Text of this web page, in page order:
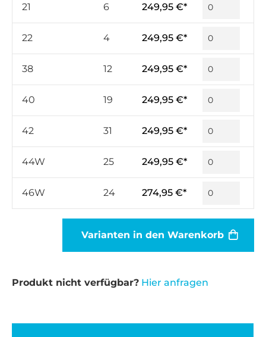
21 6 249,95 €*
22 4 249,95 €*
38 12 249,95 €*
40 19 249,95 €*
42 31 249,95 €*
44W 25 249,95 €*
46W 24 274,95 €*
Varianten in den Warenkorb
Produkt nicht verfügbar? Hier anfragen